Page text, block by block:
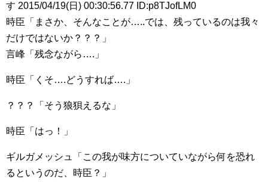
す 2015/04/19(日) 00:30:56.77 ID:p8TJofLM0
時臣「まさか、そんなことが…..では、残っているのは我々
だけではないか？？？」
言峰「残念ながら….」
時臣「くそ….どうすれば….」
？？？「そう狼狽えるな」
時臣「はっ！」
ギルガメッシュ「この我が味方についていながら何を恐れ
るというのだ、時臣？」